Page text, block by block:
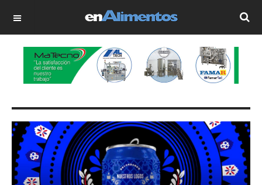
OFF CANVAS